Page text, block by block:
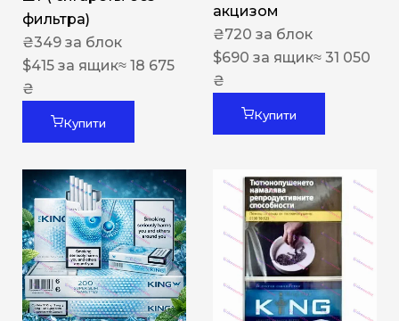
фильтра)
₴349 за блок
$415 за ящик≈ 18 675
₴
Купити
акцизом
₴720 за блок
$690 за ящик≈ 31 050
₴
Купити